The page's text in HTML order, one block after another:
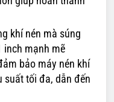
khí nén mà súng
inch mạnh mẽ
bảo máy nén khí
suất tối đa, dẫn đến